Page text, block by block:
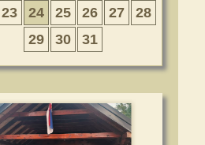
23 24 25 26 27
28
29
30 31